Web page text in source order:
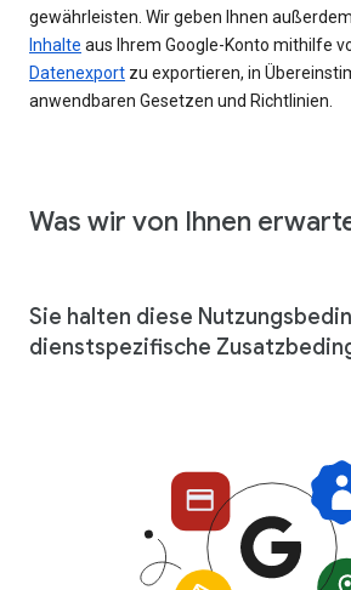
gewährleisten. Wir geben Ihnen
Inhalte aus Ihrem Google-Konto mithilfe
Datenexport zu exportieren, in
anwendbaren Gesetzen und Richtlinien.
Was wir von Ihnen
Sie halten diese
dienstspezifische